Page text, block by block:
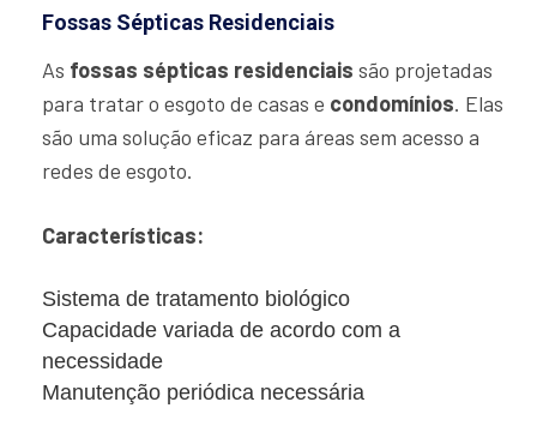
Fossas Sépticas Residenciais
As fossas sépticas residenciais são projetadas
para tratar o esgoto de casas e condomínios. Elas
são uma solução eficaz para áreas sem acesso a
redes de esgoto.
Características:
Sistema de tratamento biológico
Capacidade variada de acordo com a
necessidade
Manutenção periódica necessária